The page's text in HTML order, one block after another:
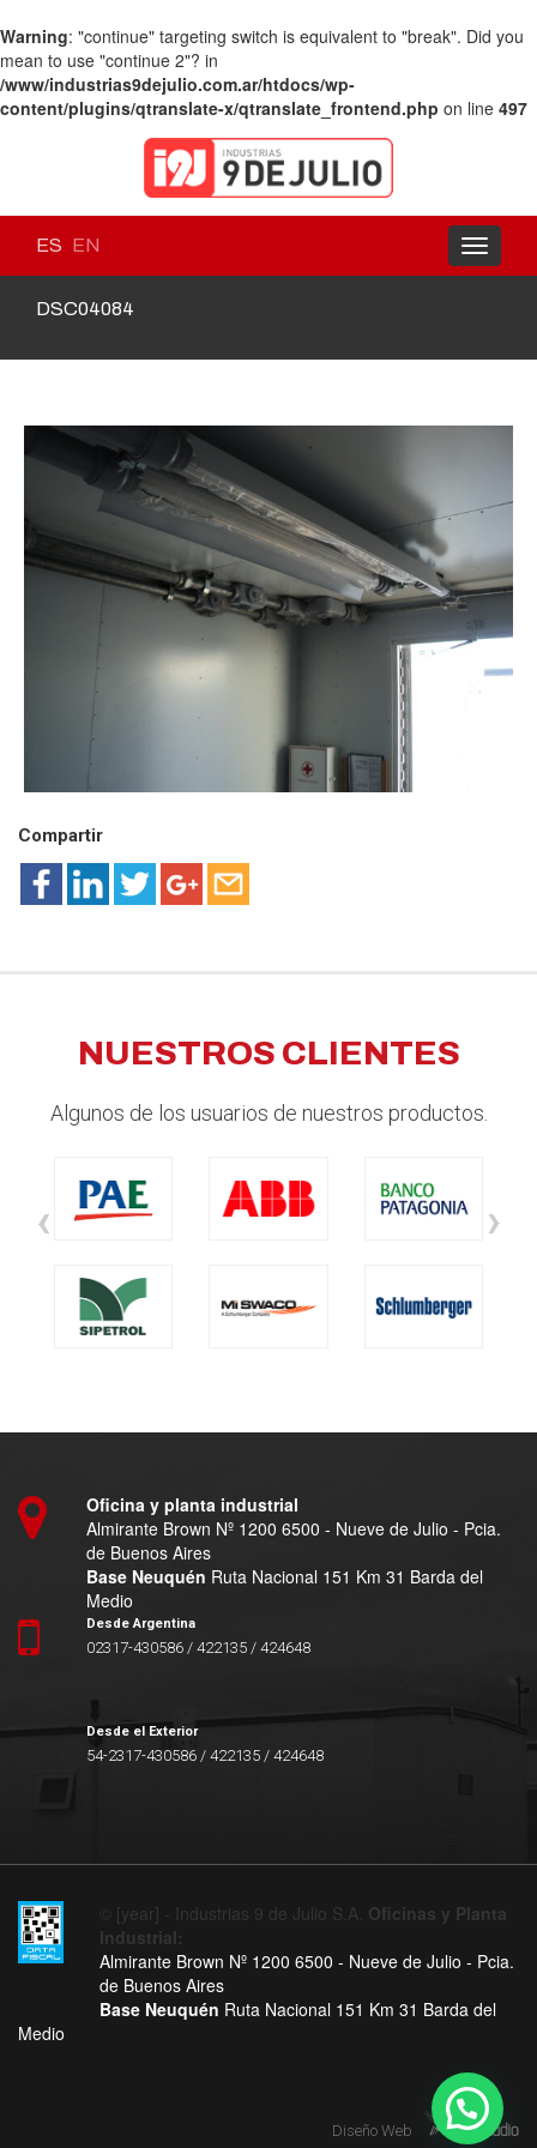
Warning: "continue" targeting switch is equivalent to "break". Did you
mean to use "continue 2"? in
/www/industrias9dejulio.com.ar/htdocs/wp-
content/plugins/qtranslate-x/qtranslate_frontend.php on line 497
ES EN
Toggle
DSC04084
Compartir
NUESTROS CLIENTES
Algunos de los usuarios de nuestros productos.
‹ ›
Oficina y planta industrial
Almirante Brown Nº 1200 6500 - Nueve de Julio - Pcia.
de Buenos Aires
Base Neuquén Ruta Nacional 151 Km 31 Barda del
Medio
Desde Argentina
02317-430586 / 422135 / 424648
Desde el Exterior
54-2317-430586 / 422135 / 424648
© [year] - Industrias 9 de Julio S.A. Oficinas y Planta
Industrial:
Almirante Brown Nº 1200 6500 - Nueve de Julio - Pcia.
de Buenos Aires
Base Neuquén Ruta Nacional 151 Km 31 Barda del
Medio
Diseño Web